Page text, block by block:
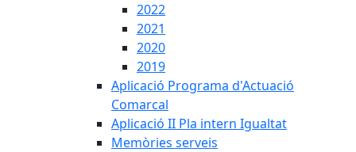
2022
2021
2020
2019
Aplicació Programa d'Actuació
Comarcal
Aplicació II Pla intern Igualtat
Memòries serveis